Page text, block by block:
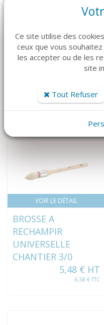
VOIR LE DÉTAIL
40,66 € TTC
VOIR LE DÉTAIL
BROSSE A
RECHAMPIR
UNIVERSELLE
CHANTIER 3/0
5,48 € HT
6,58 € TTC
Ce site utilise des
ceux que vous
les accepter ou de les
site
Tout Refuser